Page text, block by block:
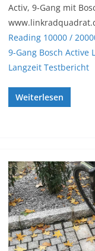
Activ, 9-Gang mit
Reading10000 /
9-Gang Bosch Active
Langzeit Testbericht
Weiterlesen